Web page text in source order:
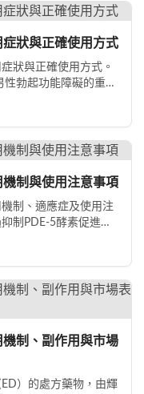
狀與正確使用方式
狀與正確使用方式。
勃起功能障礙的重要
制與使用注意事項
制、適應症及使用注
制PDE-5酵素促進血
制、副作用與市場
）的處方藥物，由輝